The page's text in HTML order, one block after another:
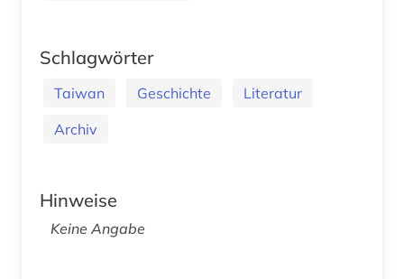
Schlagwörter
Taiwan Geschichte
Literatur
Archiv
Hinweise
Keine Angabe